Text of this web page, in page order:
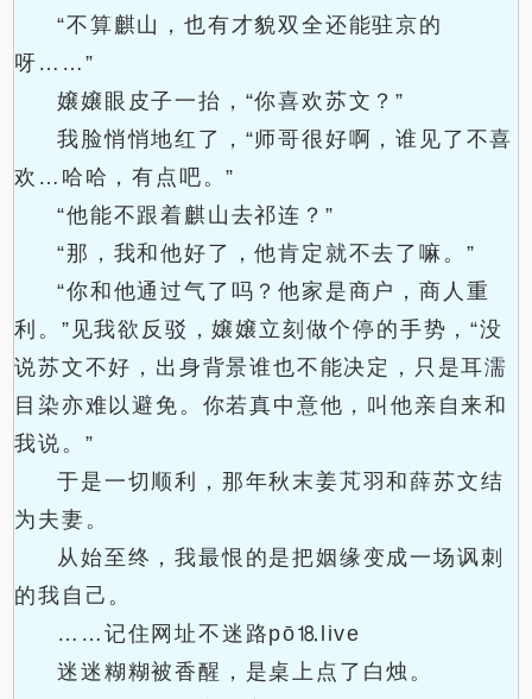
“不算麒山，也有才貌双全还能驻京的
呀……”
嬢嬢眼皮子一抬，“你喜欢苏文？”
我脸悄悄地红了，“师哥很好啊，谁见了不喜
欢…哈哈，有点吧。”
“他能不跟着麒山去祁连？”
“那，我和他好了，他肯定就不去了嘛。”
“你和他通过气了吗？他家是商户，商人重
利。”见我欲反驳，嬢嬢立刻做个停的手势，“没
说苏文不好，出身背景谁也不能决定，只是耳濡
目染亦难以避免。你若真中意他，叫他亲自来和
我说。”
于是一切顺利，那年秋末姜芃羽和薛苏文结
为夫妻。
从始至终，我最恨的是把姻缘变成一场讽刺
的我自己。
……记住网址不迷路pō⒙live
迷迷糊糊被香醒，是桌上点了白烛。